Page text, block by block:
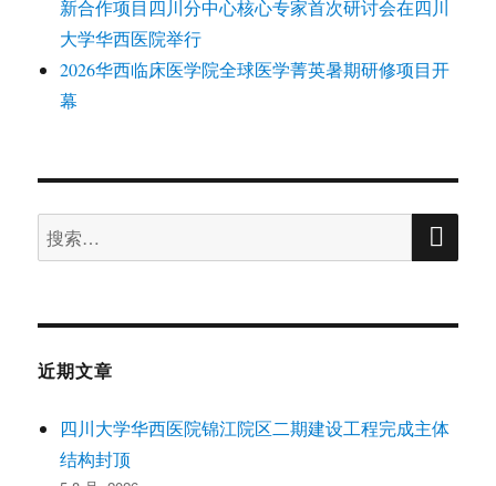
新合作项目四川分中心核心专家首次研讨会在四川
大学华西医院举行
2026华西临床医学院全球医学菁英暑期研修项目开
幕
搜
索：
搜
近期文章
四川大学华西医院锦江院区二期建设工程完成主体
结构封顶